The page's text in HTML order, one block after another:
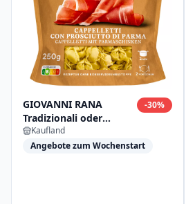
GIOVANNI RANA
Tradizionali oder
Amore di Pesto
-30%
Kaufland
Angebote zum Wochenstart